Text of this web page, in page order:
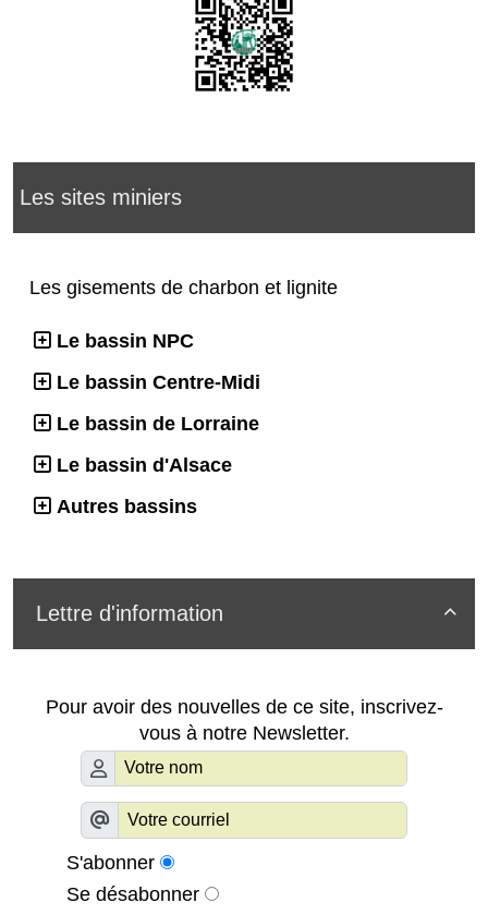
Les sites miniers
Les gisements de charbon et lignite
Le bassin NPC
Le bassin Centre-Midi
Le bassin de Lorraine
Le bassin d'Alsace
Autres bassins

Lettre d'information
Pour avoir des nouvelles de ce site, inscrivez-
vous à notre Newsletter.
S'abonner
Se désabonner